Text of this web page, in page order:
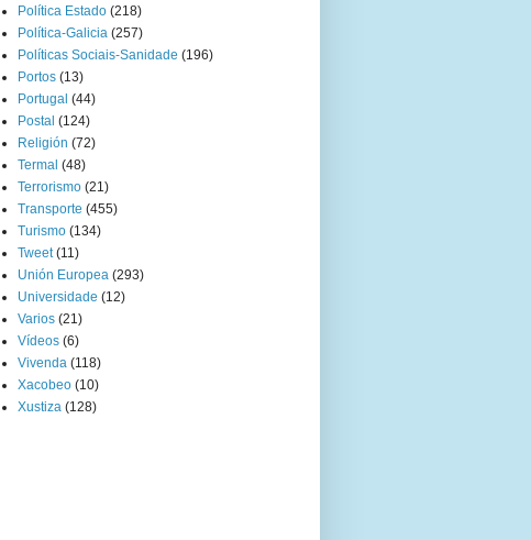
Política Estado (218)
Política-Galicia (257)
Políticas Sociais-Sanidade (196)
Portos (13)
Portugal (44)
Postal (124)
Religión (72)
Termal (48)
Terrorismo (21)
Transporte (455)
Turismo (134)
Tweet (11)
Unión Europea (293)
Universidade (12)
Varios (21)
Vídeos (6)
Vivenda (118)
Xacobeo (10)
Xustiza (128)